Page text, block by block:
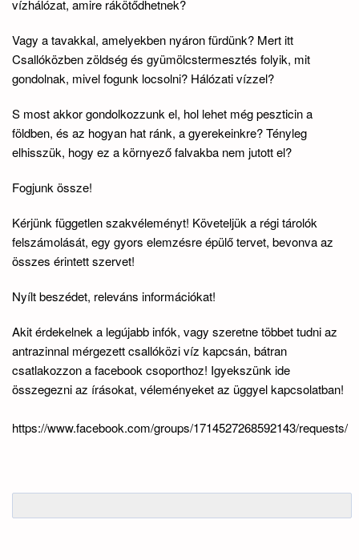
vízhálózat, amire rákötődhetnek?
Vagy a tavakkal, amelyekben nyáron fürdünk? Mert itt
Csallóközben zöldség és gyümölcstermesztés folyik, mit
gondolnak, mivel fogunk locsolni? Hálózati vízzel?
S most akkor gondolkozzunk el, hol lehet még peszticin a
földben, és az hogyan hat ránk, a gyerekeinkre? Tényleg
elhisszük, hogy ez a környező falvakba nem jutott el?
Fogjunk össze!
Kérjünk független szakvéleményt! Követeljük a régi tárolók
felszámolását, egy gyors elemzésre épülő tervet, bevonva az
összes érintett szervet!
Nyílt beszédet, releváns információkat!
Akit érdekelnek a legújabb infók, vagy szeretne többet tudni az
antrazinnal mérgezett csallóközi víz kapcsán, bátran
csatlakozzon a facebook csoporthoz! Igyekszünk ide
összegezni az írásokat, véleményeket az üggyel kapcsolatban!
https://www.facebook.com/groups/1714527268592143/requests/